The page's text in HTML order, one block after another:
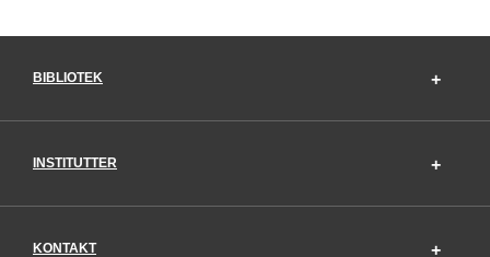
BIBLIOTEK
INSTITUTTER
KONTAKT